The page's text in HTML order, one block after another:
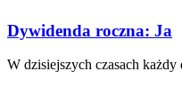
Dywidenda roczna: Ja
W dzisiejszych‌ czasach